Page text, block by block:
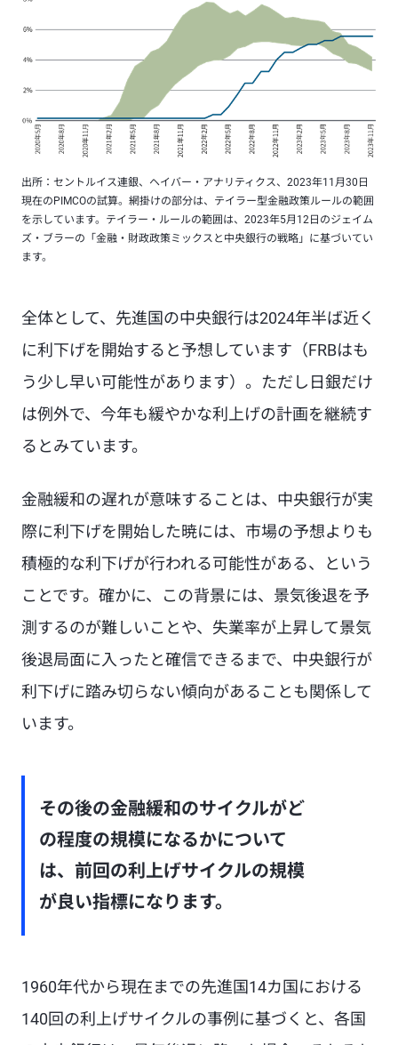
出所：セントルイス連銀、ヘイバー・アナリティクス、2023年11月30日
現在のPIMCOの試算。網掛けの部分は、テイラー型金融政策ルールの範囲
を示しています。テイラー・ルールの範囲は、2023年5月12日のジェイム
ズ・ブラーの「金融・財政政策ミックスと中央銀行の戦略」に基づいてい
ます。
全体として、先進国の中央銀行は2024年半ば近く
に利下げを開始すると予想しています（FRBはも
う少し早い可能性があります）。ただし日銀だけ
は例外で、今年も緩やかな利上げの計画を継続す
るとみています。
金融緩和の遅れが意味することは、中央銀行が実
際に利下げを開始した暁には、市場の予想よりも
積極的な利下げが行われる可能性がある、という
ことです。確かに、この背景には、景気後退を予
測するのが難しいことや、失業率が上昇して景気
後退局面に入ったと確信できるまで、中央銀行が
利下げに踏み切らない傾向があることも関係して
います。
その後の金融緩和のサイクルがど
の程度の規模になるかについて
は、前回の利上げサイクルの規模
が良い指標になります。
1960年代から現在までの先進国14カ国における
140回の利上げサイクルの事例に基づくと、各国